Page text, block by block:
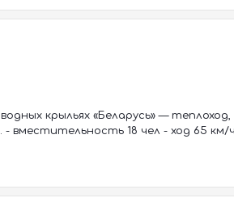
крыльях «Беларусь» —
вместительность 18 чел - ход 65 км/